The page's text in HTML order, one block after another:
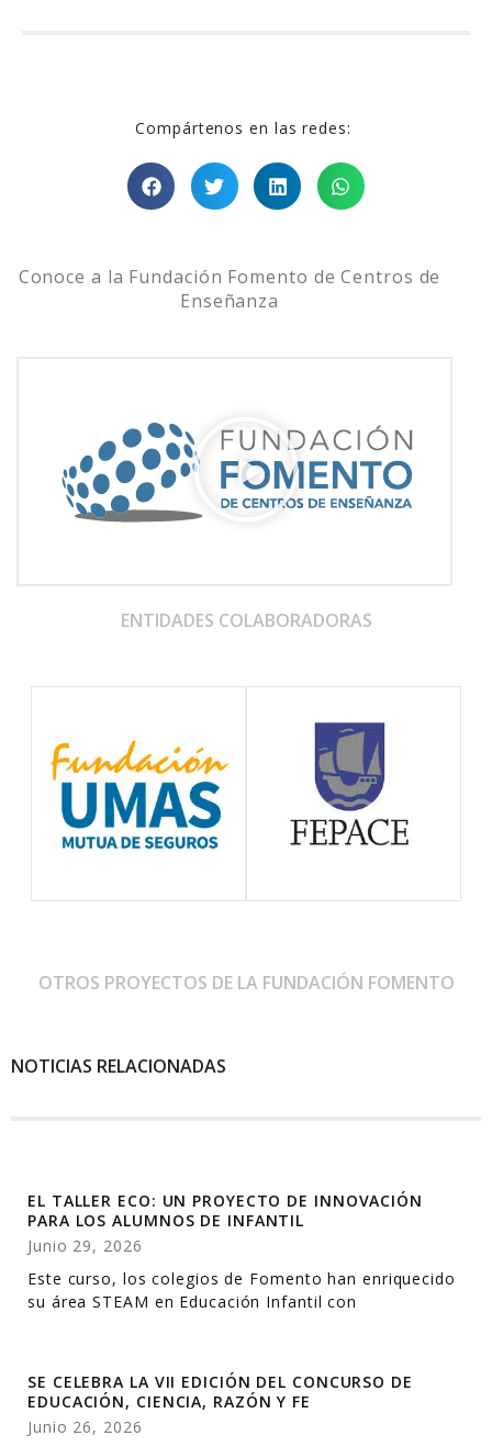
Compártenos en las redes:
Conoce a la Fundación Fomento de Centros de
Enseñanza
ENTIDADES COLABORADORAS
OTROS PROYECTOS DE LA FUNDACIÓN FOMENTO
NOTICIAS RELACIONADAS
EL TALLER ECO: UN PROYECTO DE INNOVACIÓN
PARA LOS ALUMNOS DE INFANTIL
Junio 29, 2026
Este curso, los colegios de Fomento han enriquecido
su área STEAM en Educación Infantil con
SE CELEBRA LA VII EDICIÓN DEL CONCURSO DE
EDUCACIÓN, CIENCIA, RAZÓN Y FE
Junio 26, 2026